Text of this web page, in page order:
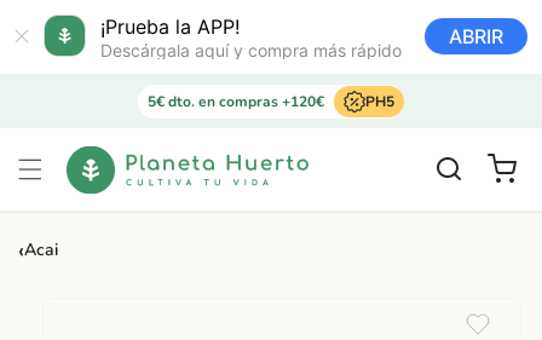
¡Prueba la APP!
Descárgala aquí y compra más rápido
ABRIR
directamente
al contenido
5€ dto. en compras +120€ PH5
Carrito
‹Acai